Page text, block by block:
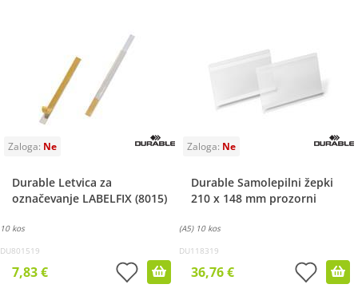
Durable Letvica za
označevanje LABELFIX (8015)
10 kos
DU801519
7,83 €
Durable Samolepilni žepki
210 x 148 mm prozorni
(A5) 10 kos
DU118319
36,76 €